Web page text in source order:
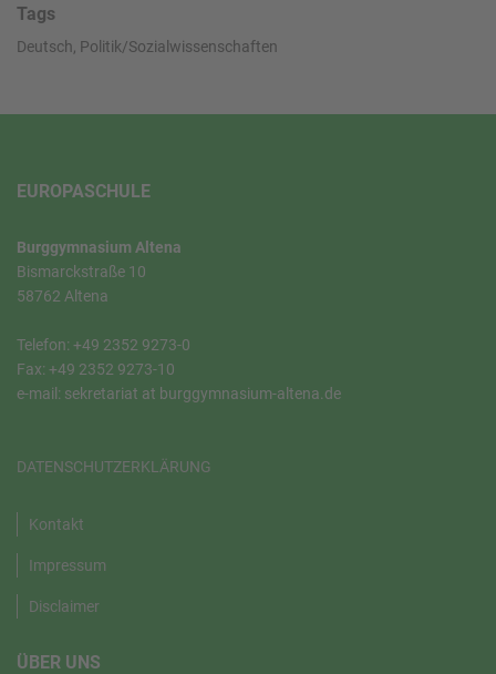
Tags
Deutsch, Politik/Sozialwissenschaften
EUROPASCHULE
Burggymnasium Altena
Bismarckstraße 10
58762 Altena
Telefon: +49 2352 9273-0
Fax: +49 2352 9273-10
e-mail: sekretariat at burggymnasium-altena.de
DATENSCHUTZERKLÄRUNG
Kontakt
Impressum
Disclaimer
ÜBER UNS